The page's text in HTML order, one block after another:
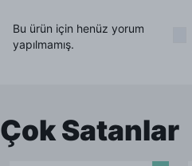
Bu ürün için henüz yorum
yapılmamış.
Çok Satanlar